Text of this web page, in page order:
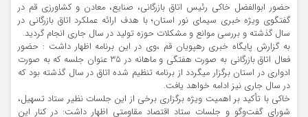
حضور ابوالفضل خاکی رئیس اتاق بازرگانی، صنایع، معادن و کشاورزی قم در
گفتگوی ویژه خبری سیمای نور استان؛ با هدف ارائه عملکرد اتاق بازرگانی در
سال گذشته و بررسی موانع و مشکلات حوزه تولید در سال جاری انجام گردید.
به گزارش پایگاه خبری رهپویان قم ،وی در این برنامه اظهار داشت : حضور
فعال اتاق بازرگانی به صورت هفتگی و ماهانه در 35 عنوان جلسه که به صورت
ادواری در استان برگزار میگردد از برنامه تنظیم شده اتاق در سال گذشته بود که
در سال جاری نیز ادامه خواهد یافت.
خاکی با تأکید بر اهمیت ویژه برگزاری برخی از این جلسات نظیر ستاد تسهیل،
شورای گفت‌وگو و جلسات ستاد اقتصاد مقاومتی اظهار داشت: در کنار این